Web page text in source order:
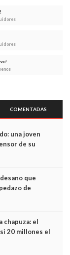
COMENTADAS
una joven
de su
últimos minutos
que
de
chapuza: el
20 millones el
cabían por los